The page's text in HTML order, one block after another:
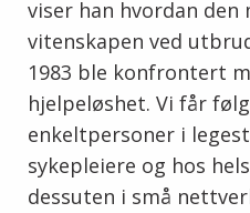
viser han hvordan den
vitenskapen ved
1983 ble konfrontert
hjelpeløshet. Vi får
enkeltpersoner i
sykepleiere og hos
dessuten i små